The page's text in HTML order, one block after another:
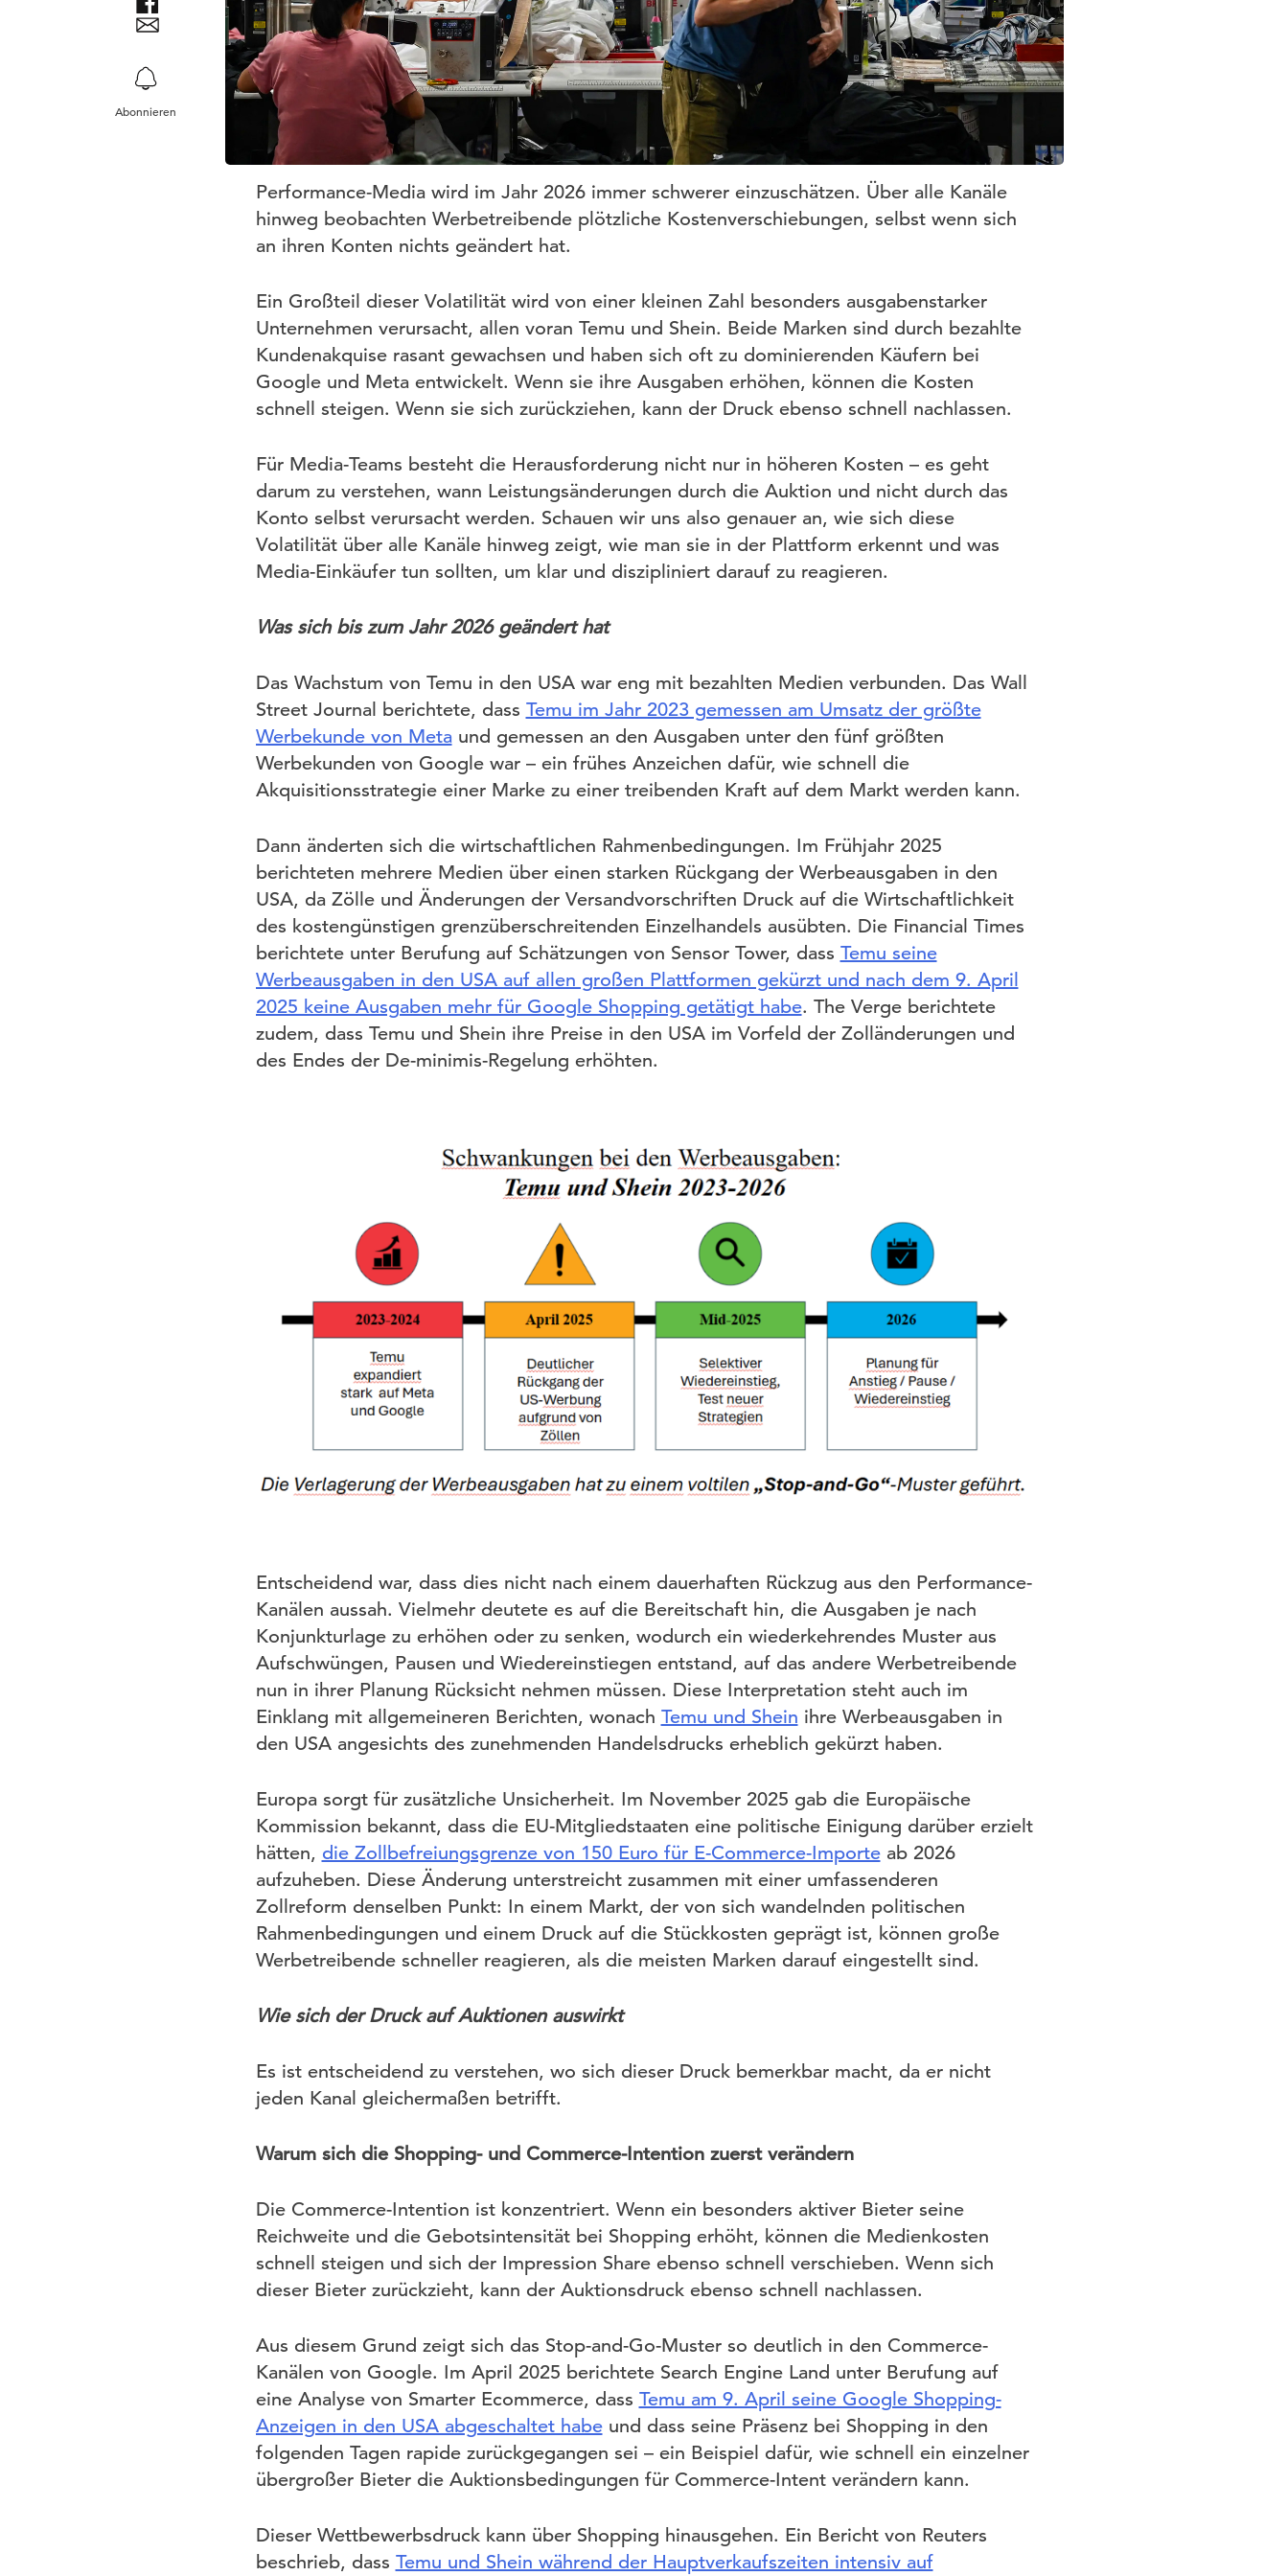
Abonnieren
Performance-Media wird im Jahr 2026 immer schwerer einzuschätzen. Über alle Kanäle
hinweg beobachten Werbetreibende plötzliche Kostenverschiebungen, selbst wenn sich
an ihren Konten nichts geändert hat.
Ein Großteil dieser Volatilität wird von einer kleinen Zahl besonders ausgabenstarker
Unternehmen verursacht, allen voran Temu und Shein. Beide Marken sind durch bezahlte
Kundenakquise rasant gewachsen und haben sich oft zu dominierenden Käufern bei
Google und Meta entwickelt. Wenn sie ihre Ausgaben erhöhen, können die Kosten
schnell steigen. Wenn sie sich zurückziehen, kann der Druck ebenso schnell nachlassen.
Für Media-Teams besteht die Herausforderung nicht nur in höheren Kosten – es geht
darum zu verstehen, wann Leistungsänderungen durch die Auktion und nicht durch das
Konto selbst verursacht werden. Schauen wir uns also genauer an, wie sich diese
Volatilität über alle Kanäle hinweg zeigt, wie man sie in der Plattform erkennt und was
Media-Einkäufer tun sollten, um klar und diszipliniert darauf zu reagieren.
Was sich bis zum Jahr 2026 geändert hat
Das Wachstum von Temu in den USA war eng mit bezahlten Medien verbunden. Das Wall
Street Journal berichtete, dass Temu im Jahr 2023 gemessen am Umsatz der größte
Werbekunde von Metaund gemessen an den Ausgaben unter den fünf größten
Werbekunden von Google war – ein frühes Anzeichen dafür, wie schnell die
Akquisitionsstrategie einer Marke zu einer treibenden Kraft auf dem Markt werden kann.
Dann änderten sich die wirtschaftlichen Rahmenbedingungen. Im Frühjahr 2025
berichteten mehrere Medien über einen starken Rückgang der Werbeausgaben in den
USA, da Zölle und Änderungen der Versandvorschriften Druck auf die Wirtschaftlichkeit
des kostengünstigen grenzüberschreitenden Einzelhandels ausübten. Die Financial Times
berichtete unter Berufung auf Schätzungen von Sensor Tower, dass Temu seine
Werbeausgaben in den USA auf allen großen Plattformen gekürzt und nach dem 9. April
2025 keine Ausgaben mehr für Google Shopping getätigt habe. The Verge berichtete
zudem, dass Temu und Shein ihre Preise in den USA im Vorfeld der Zolländerungen und
des Endes der De-minimis-Regelung erhöhten.
Entscheidend war, dass dies nicht nach einem dauerhaften Rückzug aus den Performance-
Kanälen aussah. Vielmehr deutete es auf die Bereitschaft hin, die Ausgaben je nach
Konjunkturlage zu erhöhen oder zu senken, wodurch ein wiederkehrendes Muster aus
Aufschwüngen, Pausen und Wiedereinstiegen entstand, auf das andere Werbetreibende
nun in ihrer Planung Rücksicht nehmen müssen. Diese Interpretation steht auch im
Einklang mit allgemeineren Berichten, wonach Temu und Shein ihre Werbeausgaben in
den USA angesichts des zunehmenden Handelsdrucks erheblich gekürzt haben.
Europa sorgt für zusätzliche Unsicherheit. Im November 2025 gab die Europäische
Kommission bekannt, dass die EU-Mitgliedstaaten eine politische Einigung darüber erzielt
hätten, die Zollbefreiungsgrenze von 150 Euro für E-Commerce-Importeab 2026
aufzuheben. Diese Änderung unterstreicht zusammen mit einer umfassenderen
Zollreform denselben Punkt: In einem Markt, der von sich wandelnden politischen
Rahmenbedingungen und einem Druck auf die Stückkosten geprägt ist, können große
Werbetreibende schneller reagieren, als die meisten Marken darauf eingestellt sind.
Wie sich der Druck auf Auktionen auswirkt
Es ist entscheidend zu verstehen, wo sich dieser Druck bemerkbar macht, da er nicht
jeden Kanal gleichermaßen betrifft.
Warum sich die Shopping- und Commerce-Intention zuerst verändern
Die Commerce-Intention ist konzentriert. Wenn ein besonders aktiver Bieter seine
Reichweite und die Gebotsintensität bei Shopping erhöht, können die Medienkosten
schnell steigen und sich der Impression Share ebenso schnell verschieben. Wenn sich
dieser Bieter zurückzieht, kann der Auktionsdruck ebenso schnell nachlassen.
Aus diesem Grund zeigt sich das Stop-and-Go-Muster so deutlich in den Commerce-
Kanälen von Google. Im April 2025 berichtete Search Engine Land unter Berufung auf
eine Analyse von Smarter Ecommerce, dass Temu am 9. April seine Google Shopping-
Anzeigen in den USA abgeschaltet habeund dass seine Präsenz bei Shopping in den
folgenden Tagen rapide zurückgegangen sei – ein Beispiel dafür, wie schnell ein einzelner
übergroßer Bieter die Auktionsbedingungen für Commerce-Intent verändern kann.
Dieser Wettbewerbsdruck kann über Shopping hinausgehen. Ein Bericht von Reuters
beschrieb, dass Temu und Shein während der Hauptverkaufszeiten intensiv auf